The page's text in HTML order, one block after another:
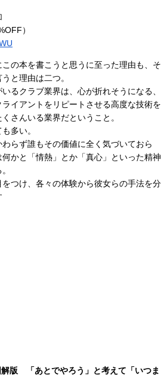
）
の本を書こうと思うに至った理由も、そ
と理由は二つ。
るクラブ業界は、心が折れそうになる、
イアントをリピートさせる高度な技術を
さんいる業界だということ。
多い。
らず誰もその価値に全く気づいておら
かと「情熱」とか「真心」といった精神
つけ、各々の体験から彼女らの手法を分
解版 「あとでやろう」と考えて「いつま